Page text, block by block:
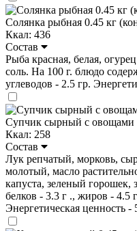
Солянка рыбная 0.45 кг
Ккал: 436
Состав
Рыба красная, белая,
соль. На 100 г. блюдо
углеводов - 2.5 гр.
Супчик сырный с овощами
Ккал: 258
Состав
Лук репчатый, морковь,
молотый, масло
капуста, зеленый горошек,
белков - 3.3 г ., жиров - 4.5
Энергетическая ценность -